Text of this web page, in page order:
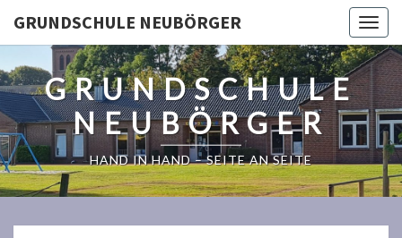
GRUNDSCHULE NEUBÖRGER
GRUNDSCHULE
NEUBÖRGER
HAND IN HAND – SEITE AN SEITE